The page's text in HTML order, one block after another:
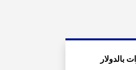
بالدولار